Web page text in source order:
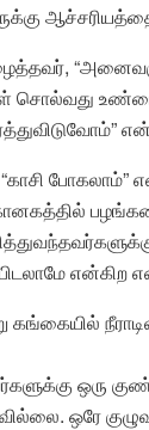
சொல்வது
போகலாம்”
ஒரு
ஒரே